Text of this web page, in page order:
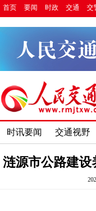
首页 要闻 时政 交通 交
时讯要闻 交通视野
涟源市公路建设